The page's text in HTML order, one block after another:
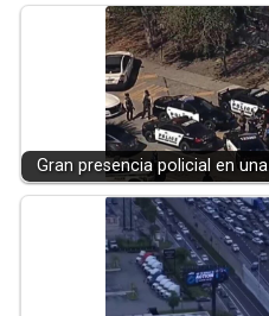
Gran presencia policial en